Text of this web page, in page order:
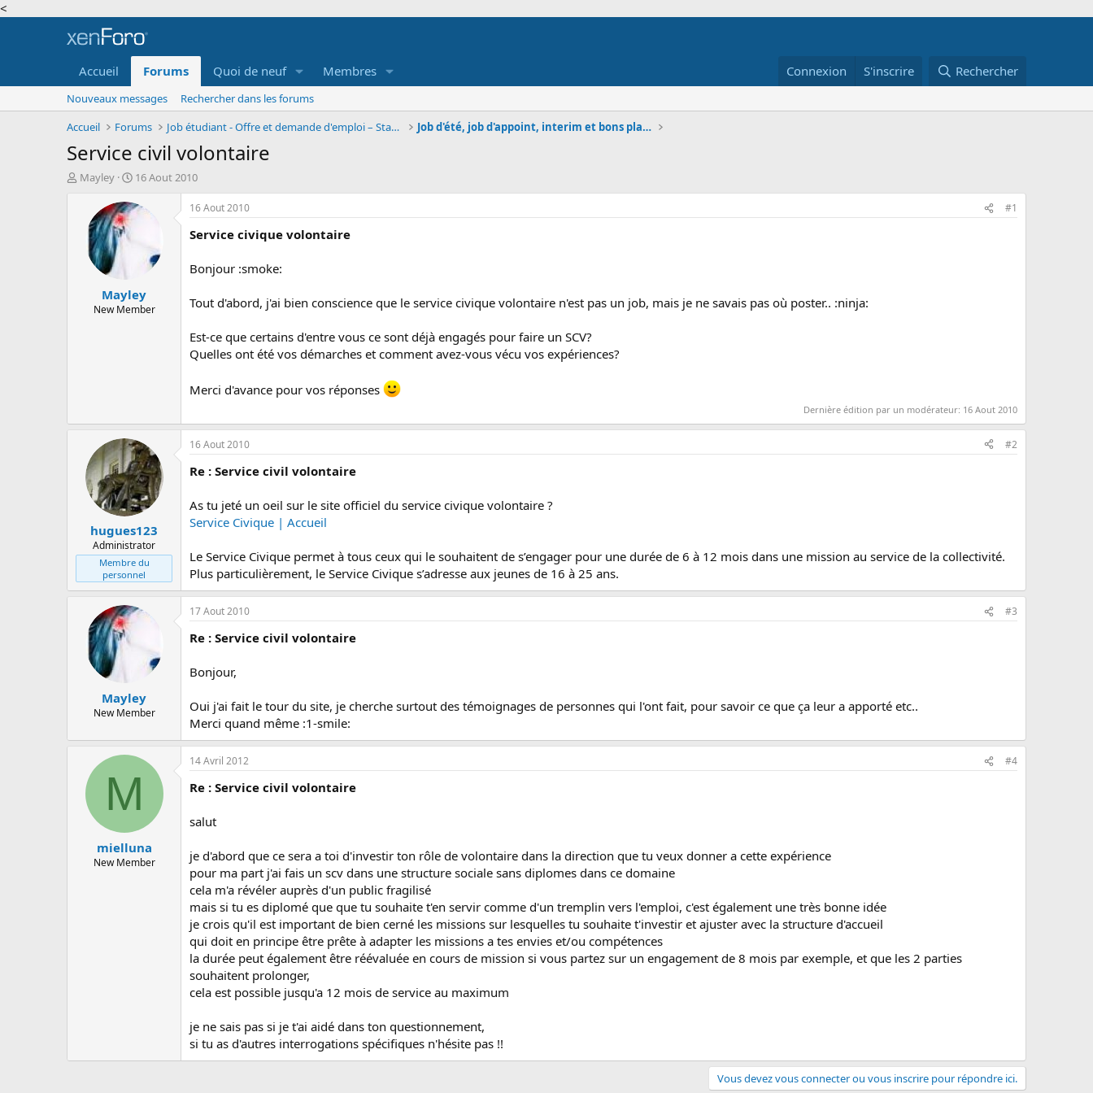
<
Accueil Forums Quoi de neuf Membres Connexion S'inscrire Rechercher
Nouveaux messages
Rechercher dans les forums
Accueil
Forums Job étudiant - Offre et demande d'emploi – Stage Job d'été, job d'appoint, interim et bons plans
Service civil volontaire
A
i
Mayley
D
t
b
u
16 Aout 2010
Mayley
New Member
16 Aout 2010 #1
Service civique volontaire
Bonjour :smoke:
Tout d'abord, j'ai bien conscience que le service civique volontaire n'est pas un job, mais je ne savais pas où poster.. :ninja:
Est-ce que certains d'entre vous ce sont déjà engagés pour faire un SCV?
Quelles ont été vos démarches et comment avez-vous vécu vos expériences?
Merci d'avance pour vos réponses
Dernière édition par un modérateur: 16 Aout 2010
hugues123
Administrator
Membre du
personnel
16 Aout 2010 #2
Re : Service civil volontaire
As tu jeté un oeil sur le site officiel du service civique volontaire ?
Service Civique | Accueil
Le Service Civique permet à tous ceux qui le souhaitent de s’engager pour une durée de 6 à 12 mois dans une mission au service de la collectivité.
Plus particulièrement, le Service Civique s’adresse aux jeunes de 16 à 25 ans.
Mayley
New Member
17 Aout 2010 #3
Re : Service civil volontaire
Bonjour,
Oui j'ai fait le tour du site, je cherche surtout des témoignages de personnes qui l'ont fait, pour savoir ce que ça leur a apporté etc..
Merci quand même :1-smile:
M
mielluna
New Member
14 Avril 2012 #4
Re : Service civil volontaire
salut
je d'abord que ce sera a toi d'investir ton rôle de volontaire dans la direction que tu veux donner a cette expérience
pour ma part j'ai fais un scv dans une structure sociale sans diplomes dans ce domaine
cela m'a révéler auprès d'un public fragilisé
mais si tu es diplomé que que tu souhaite t'en servir comme d'un tremplin vers l'emploi, c'est également une très bonne idée
je crois qu'il est important de bien cerné les missions sur lesquelles tu souhaite t'investir et ajuster avec la structure d'accueil
qui doit en principe être prête à adapter les missions a tes envies et/ou compétences
la durée peut également être réévaluée en cours de mission si vous partez sur un engagement de 8 mois par exemple, et que les 2 parties
souhaitent prolonger,
cela est possible jusqu'a 12 mois de service au maximum
je ne sais pas si je t'ai aidé dans ton questionnement,
si tu as d'autres interrogations spécifiques n'hésite pas !!
Vous devez vous connecter ou vous inscrire pour répondre ici.